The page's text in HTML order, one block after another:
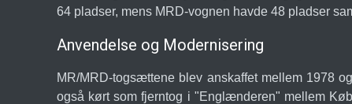
64 pladser, mens MRD-vognen havde 48 pladser
Anvendelse og Modernisering
MR/MRD-togsættene blev anskaffet mellem 1978
også kørt som fjerntog i "Englænderen" mellem